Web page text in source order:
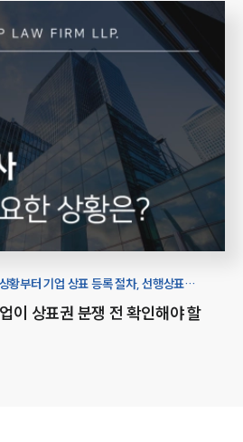
황부터 기업 상표 등록 절차, 선행상표
이 상표권 분쟁 전 확인해야 할